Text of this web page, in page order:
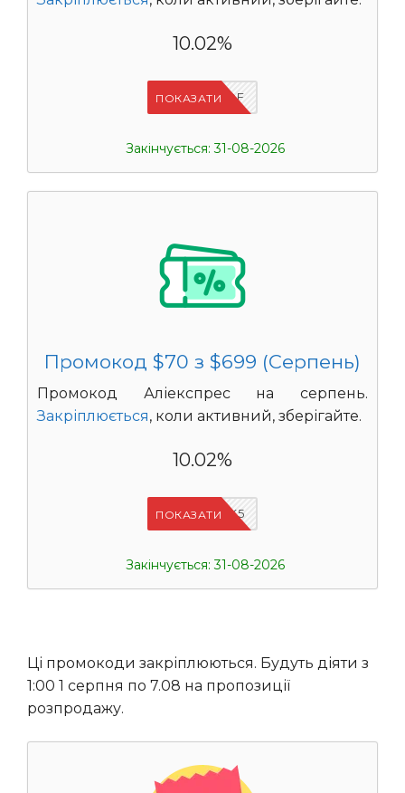
10.02%
IFPVSDOF
ПОКАЗАТИ
Закінчується: 31-08-2026
Промокод $70 з $699 (Серпень)
Промокод Аліекспрес на серпень.
Закріплюється, коли активний, зберігайте.
10.02%
IFPJJWK5
ПОКАЗАТИ
Закінчується: 31-08-2026
Ці промокоди закріплюються. Будуть діяти з
1:00 1 серпня по 7.08 на пропозиції
розпродажу.